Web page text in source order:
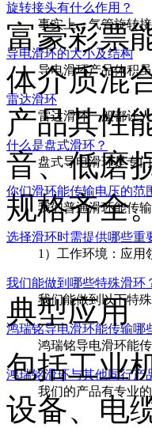
旋转接头有什么作用？
事实上，气管旋转
导电滑环的大小及结构
导电滑环产品体积
雷达滑环
雷达滑环一般都让
什么是盘式滑环？
盘式导电滑环是专
你们滑环能传输电压的范
我们普通滑环能传
选择滑环时需提供哪些重
1）工作环境：应用
我们能做到哪些特殊滑环
我们能做到以下特
鸿瑞铭导电滑环能传输哪
鸿瑞铭导电滑环能
鸿瑞铭滑环与其他同行产
我们的产品有专业
富豪彩票
体介质混
产品其性
音、低磨
规格齐全
典型应用
包括工业
设备、电